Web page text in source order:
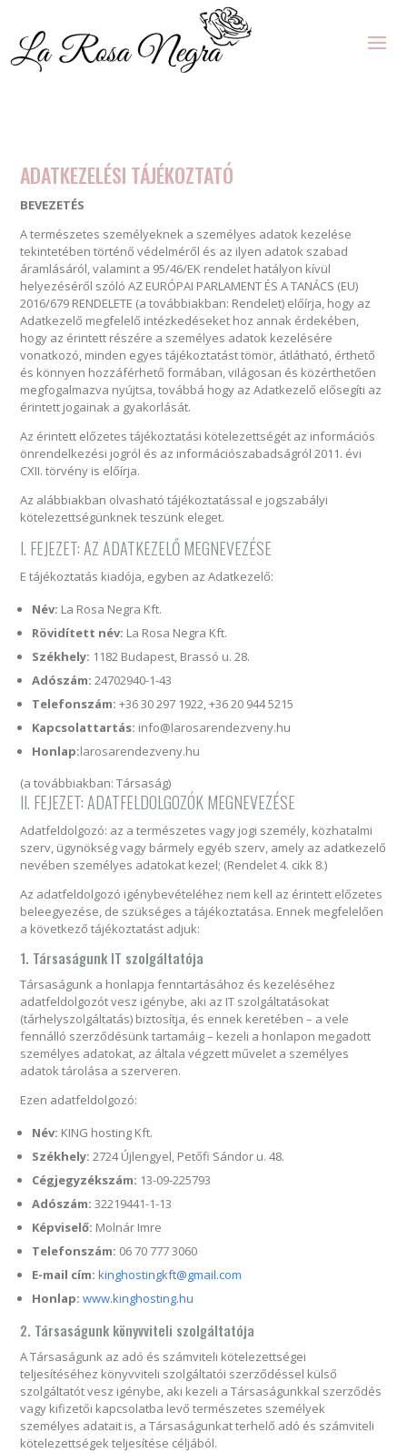
ADATKEZELÉSI TÁJÉKOZTATÓ
BEVEZETÉS
A természetes személyeknek a személyes adatok kezelése
tekintetében történő védelméről és az ilyen adatok szabad
áramlásáról, valamint a 95/46/EK rendelet hatályon kívül
helyezéséről szóló AZ EURÓPAI PARLAMENT ÉS A TANÁCS (EU)
2016/679 RENDELETE (a továbbiakban: Rendelet) előírja, hogy az
Adatkezelő megfelelő intézkedéseket hoz annak érdekében,
hogy az érintett részére a személyes adatok kezelésére
vonatkozó, minden egyes tájékoztatást tömör, átlátható, érthető
és könnyen hozzáférhető formában, világosan és közérthetően
megfogalmazva nyújtsa, továbbá hogy az Adatkezelő elősegíti az
érintett jogainak a gyakorlását.
Az érintett előzetes tájékoztatási kötelezettségét az információs
önrendelkezési jogról és az információszabadságról 2011. évi
CXII. törvény is előírja.
Az alábbiakban olvasható tájékoztatással e jogszabályi
kötelezettségünknek teszünk eleget.
I. FEJEZET: AZ ADATKEZELŐ MEGNEVEZÉSE
E tájékoztatás kiadója, egyben az Adatkezelő:
Név: La Rosa Negra Kft.
Rövidített név: La Rosa Negra Kft.
Székhely: 1182 Budapest, Brassó u. 28.
Adószám:24702940-1-43
Telefonszám: +36 30 297 1922, +36 20 944 5215
Kapcsolattartás: info@larosarendezveny.hu
Honlap:larosarendezveny.hu
(a továbbiakban: Társaság)
II. FEJEZET: ADATFELDOLGOZÓK MEGNEVEZÉSE
Adatfeldolgozó: az a természetes vagy jogi személy, közhatalmi
szerv, ügynökség vagy bármely egyéb szerv, amely az adatkezelő
nevében személyes adatokat kezel; (Rendelet 4. cikk 8.)
Az adatfeldolgozó igénybevételéhez nem kell az érintett előzetes
beleegyezése, de szükséges a tájékoztatása. Ennek megfelelően
a következő tájékoztatást adjuk:
1. Társaságunk IT szolgáltatója
Társaságunk a honlapja fenntartásához és kezeléséhez
adatfeldolgozót vesz igénybe, aki az IT szolgáltatásokat
(tárhelyszolgáltatás) biztosítja, és ennek keretében – a vele
fennálló szerződésünk tartamáig – kezeli a honlapon megadott
személyes adatokat, az általa végzett művelet a személyes
adatok tárolása a szerveren.
Ezen adatfeldolgozó:
Név: KING hosting Kft.
Székhely: 2724 Újlengyel, Petőfi Sándor u. 48.
Cégjegyzékszám: 13-09-225793
Adószám: 32219441-1-13
Képviselő: Molnár Imre
Telefonszám: 06 70 777 3060
E-mail cím: kinghostingkft@gmail.com
Honlap: www.kinghosting.hu
2. Társaságunk könyvviteli szolgáltatója
A Társaságunk az adó és számviteli kötelezettségei
teljesítéséhez könyvviteli szolgáltatói szerződéssel külső
szolgáltatót vesz igénybe, aki kezeli a Társaságunkkal szerződés
vagy kifizetői kapcsolatba levő természetes személyek
személyes adatait is, a Társaságunkat terhelő adó és számviteli
kötelezettségek teljesítése céljából.